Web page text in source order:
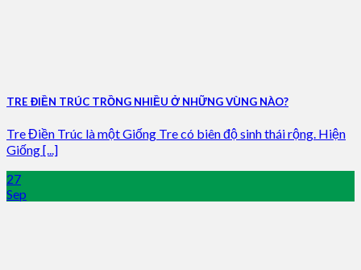
TRE ĐIỀN TRÚC TRỒNG NHIỀU Ở NHỮNG VÙNG NÀO?
Tre Điền Trúc là một Giống Tre có biên độ sinh thái rộng. Hiện
Giống [...]
27
Sep